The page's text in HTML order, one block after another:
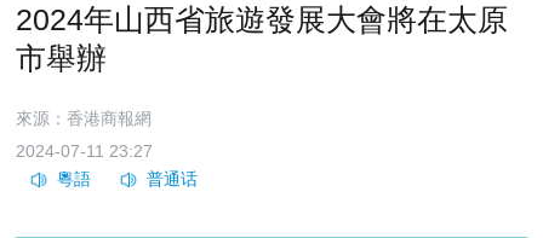
2024年山西省旅遊發展大會將在太原
市舉辦
來源：香港商報網
2024-07-11 23:27